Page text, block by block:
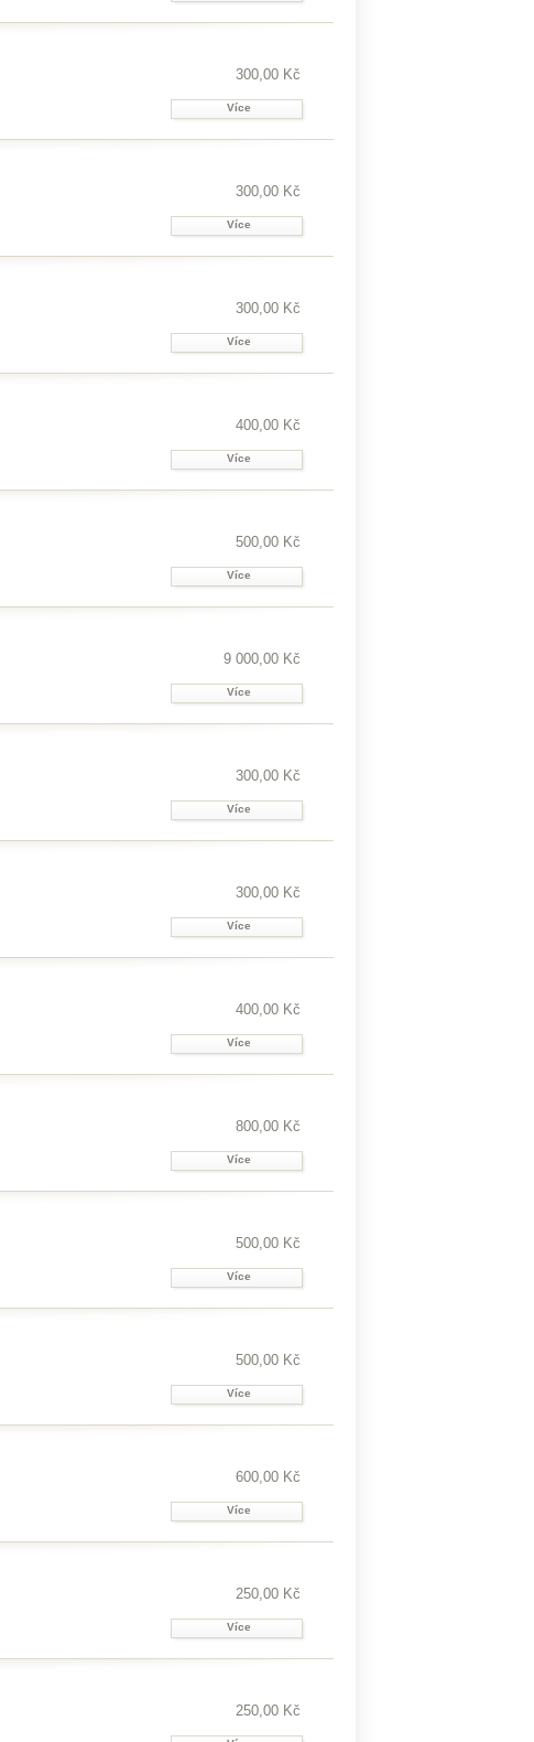
300,00 Kč
Více
300,00 Kč
Více
300,00 Kč
Více
400,00 Kč
Více
500,00 Kč
Více
9 000,00 Kč
Více
300,00 Kč
Více
300,00 Kč
Více
400,00 Kč
Více
800,00 Kč
Více
500,00 Kč
Více
500,00 Kč
Více
600,00 Kč
Více
250,00 Kč
Více
250,00 Kč